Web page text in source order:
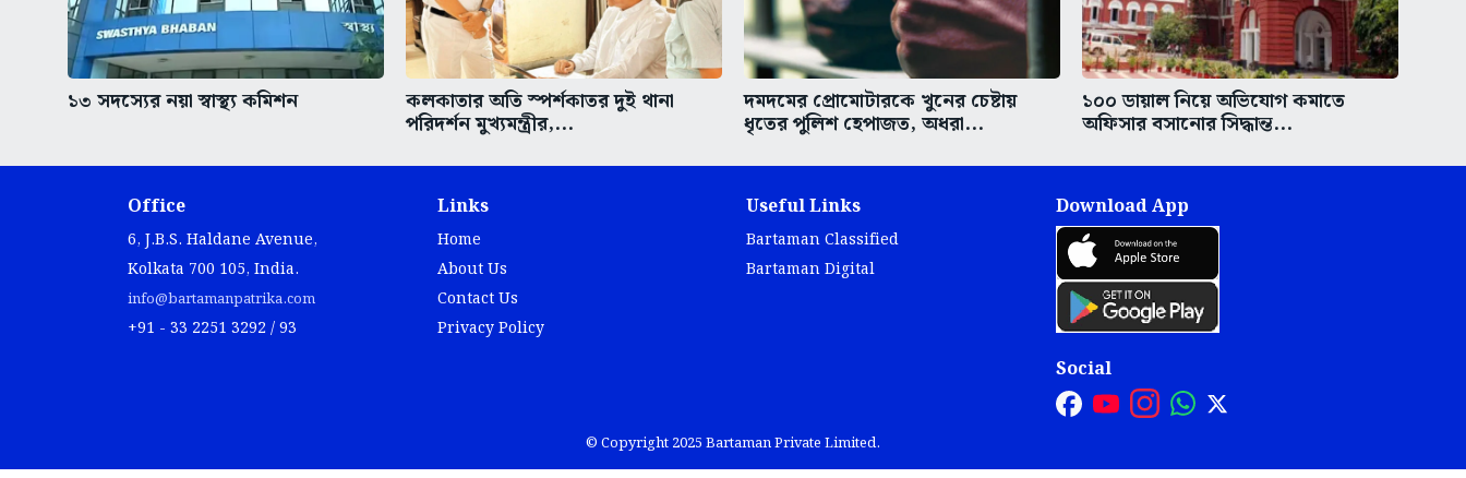
১৩ সদস্যের নয়া স্বাস্থ্য কমিশন কলকাতার অতি স্পর্শকাতর দুই থানা
পরিদর্শন মুখ্যমন্ত্রীর,...
দমদমের প্রোমোটারকে খুনের চেষ্টায়
ধৃতের পুলিশ হেপাজত, অধরা...
১০০ ডায়াল নিয়ে অভিযোগ কমাতে
অফিসার বসানোর সিদ্ধান্ত...
Office
6, J.B.S. Haldane Avenue,
Kolkata 700 105, India.
info@bartamanpatrika.com
+91 - 33 2251 3292 / 93
Links
Home
About Us
Contact Us
Privacy Policy
Useful Links
Bartaman Classified
Bartaman Digital
Download App
Social
© Copyright 2025 Bartaman Private Limited.